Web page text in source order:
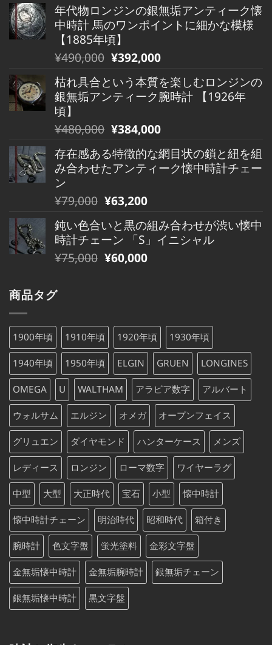
価
格
は
¥880,000
で
し
た。
の
価
格
は
¥880,000
で
す。
年代物ロンジンの銀無垢アンティーク懐
中時計 馬のワンポイントに細かな模様
【1885年頃】
元
価
格
は
¥490,000
で
し
た。
¥490,000 現
の
価
は
¥490,000
で
す。
¥392,000
枯れ具合という本質を楽しむロンジンの
銀無垢アンティーク腕時計 【1926年
頃】
元
価
格
は
¥480,000
で
し
た。
¥480,000 現
の
価
は
¥480,000
で
す。
¥384,000
存在感ある特徴的な網目状の鎖と紐を組
み合わせたアンティーク懐中時計チェー
ン
元
価
格
は
で
¥79,000 現
の
価
格
¥63,200
鈍い色合いと黒の組み合わせが渋い懐中
時計チェーン 「S」イニシャル
元
価
¥75,000
で
た。
¥75,000 現
は
¥75,000
で
す。
¥60,000
商品タグ
1900年頃 1910年頃 1920年頃 1930年頃
1940年頃 1950年頃 ELGIN GRUEN LONGINES
OMEGA U WALTHAM アラビア数字 アルバート
ウォルサム エルジン オメガ オープンフェイス
グリュエン ダイヤモンド ハンターケース メンズ
レディース ロンジン ローマ数字 ワイヤーラグ
中型 大型 大正時代 宝石 小型 懐中時計
懐中時計チェーン 明治時代 昭和時代 箱付き
腕時計 色文字盤 蛍光塗料 金彩文字盤
金無垢懐中時計 金無垢腕時計 銀無垢チェーン
銀無垢懐中時計 黒文字盤